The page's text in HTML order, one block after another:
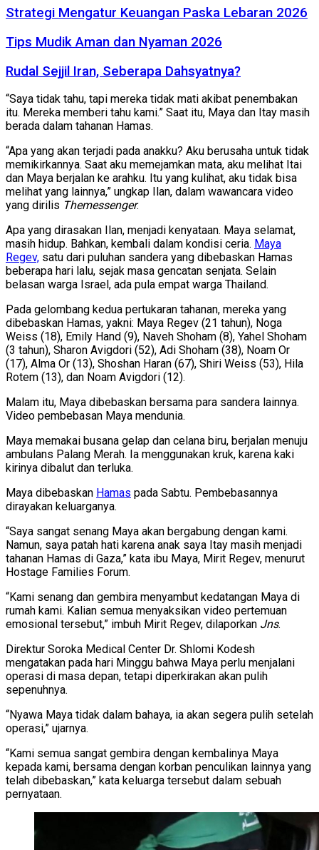
Strategi Mengatur Keuangan Paska Lebaran 2026
Tips Mudik Aman dan Nyaman 2026
Rudal Sejjil Iran, Seberapa Dahsyatnya?
“Saya tidak tahu, tapi mereka tidak mati akibat penembakan
itu. Mereka memberi tahu kami.” Saat itu, Maya dan Itay masih
berada dalam tahanan Hamas.
“Apa yang akan terjadi pada anakku? Aku berusaha untuk tidak
memikirkannya. Saat aku memejamkan mata, aku melihat Itai
dan Maya berjalan ke arahku. Itu yang kulihat, aku tidak bisa
melihat yang lainnya,” ungkap Ilan, dalam wawancara video
yang dirilis Themessenger.
Apa yang dirasakan Ilan, menjadi kenyataan. Maya selamat,
masih hidup. Bahkan, kembali dalam kondisi ceria. Maya
Regev, satu dari puluhan sandera yang dibebaskan Hamas
beberapa hari lalu, sejak masa gencatan senjata. Selain
belasan warga Israel, ada pula empat warga Thailand.
Pada gelombang kedua pertukaran tahanan, mereka yang
dibebaskan Hamas, yakni: Maya Regev (21 tahun), Noga
Weiss (18), Emily Hand (9), Naveh Shoham (8), Yahel Shoham
(3 tahun), Sharon Avigdori (52), Adi Shoham (38), Noam Or
(17), Alma Or (13), Shoshan Haran (67), Shiri Weiss (53), Hila
Rotem (13), dan Noam Avigdori (12).
Malam itu, Maya dibebaskan bersama para sandera lainnya.
Video pembebasan Maya mendunia.
Maya memakai busana gelap dan celana biru, berjalan menuju
ambulans Palang Merah. Ia menggunakan kruk, karena kaki
kirinya dibalut dan terluka.
Maya dibebaskan Hamas pada Sabtu. Pembebasannya
dirayakan keluarganya.
“Saya sangat senang Maya akan bergabung dengan kami.
Namun, saya patah hati karena anak saya Itay masih menjadi
tahanan Hamas di Gaza,” kata ibu Maya, Mirit Regev, menurut
Hostage Families Forum.
“Kami senang dan gembira menyambut kedatangan Maya di
rumah kami. Kalian semua menyaksikan video pertemuan
emosional tersebut,” imbuh Mirit Regev, dilaporkan Jns.
Direktur Soroka Medical Center Dr. Shlomi Kodesh
mengatakan pada hari Minggu bahwa Maya perlu menjalani
operasi di masa depan, tetapi diperkirakan akan pulih
sepenuhnya.
“Nyawa Maya tidak dalam bahaya, ia akan segera pulih setelah
operasi,” ujarnya.
“Kami semua sangat gembira dengan kembalinya Maya
kepada kami, bersama dengan korban penculikan lainnya yang
telah dibebaskan,” kata keluarga tersebut dalam sebuah
pernyataan.